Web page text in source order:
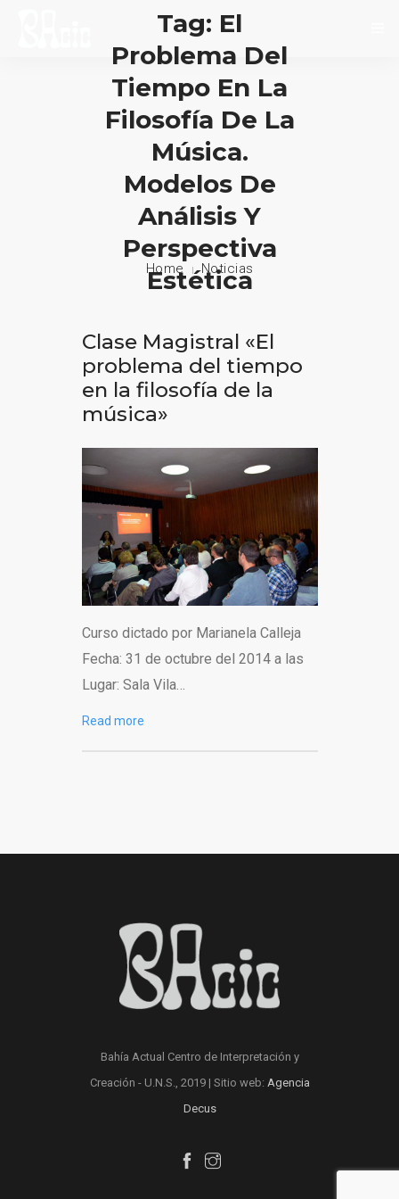
SOBRE NOSOTROS
Tag: El
Problema Del
Tiempo En La
Filosofía De La
Música.
Modelos De
Análisis Y
Perspectiva
Estética
Home Noticias
Clase Magistral «El
problema del tiempo
en la filosofía de la
música»
Curso dictado por Marianela Calleja
Fecha: 31 de octubre del 2014 a las
Lugar: Sala Vila…
Read more
Bahía Actual Centro de Interpretación y
Creación - U.N.S., 2019 | Sitio web: Agencia
Decus